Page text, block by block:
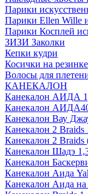
Парики
Парики Ellen Wille
Парики Косплей
ЗИЗИ Заколки
Кепки кудри
Косички на резинке
Волосы для
КАНЕКАЛОН
Канекалон АИДА
Канекалон
Канекалон Вау
Канекалон 2 Braids
Канекалон 2 Braids
Канекалон Шадэ
Канекалон
Канекалон Аида
Канекалон Аида на